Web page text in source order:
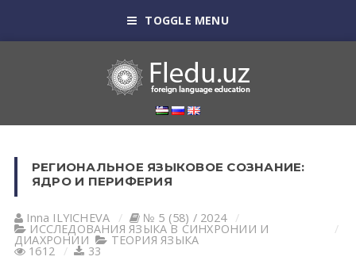
TOGGLE MENU
РЕГИОНАЛЬНОЕ ЯЗЫКОВОЕ СОЗНАНИЕ:
ЯДРО И ПЕРИФЕРИЯ
Inna ILYICHEVA № 5 (58) / 2024
ИССЛЕДОВАНИЯ ЯЗЫКА В СИНХРОНИИ И
ДИАХРОНИИ ТЕОРИЯ ЯЗЫКА
1612 33